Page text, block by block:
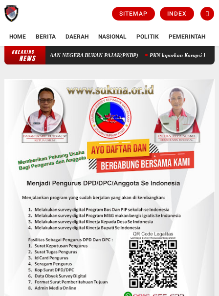
SITEMAP INDEX
HOME BERITA DAERAH NASIONAL POLITIK PEMERINTAH
BREAKING
NEWS PENGELOLAAN KEUANGAN STIK MELALUI PENERIMAAN NEGERA